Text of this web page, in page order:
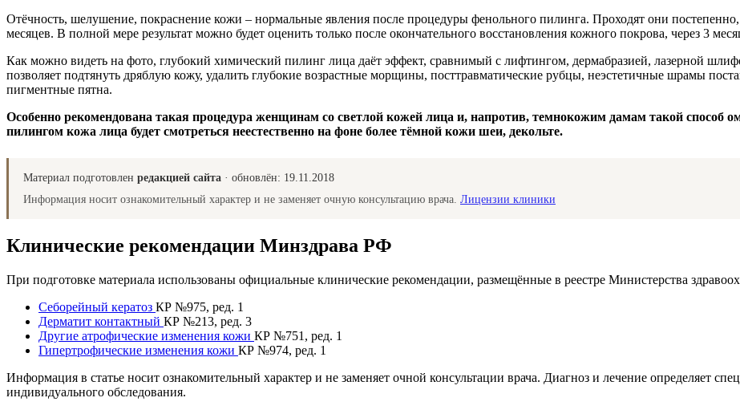
Отёчность, шелушение, покраснение кожи – нормальные явления после процедуры фенольного пилинга. Проходят они
месяцев. В полной мере результат можно будет оценить только после окончательного восстановления кожного покрова, через 3
Как можно видеть на фото, глубокий химический пилинг лица даёт эффект, сравнимый с лифтингом, дермабразией, лазерной
позволяет подтянуть дряблую кожу, удалить глубокие возрастные морщины, посттравматические рубцы, неэстетичные шрамы
пигментные пятна.
Особенно рекомендована такая процедура женщинам со светлой кожей лица и, напротив, темнокожим дамам такой способ
пилингом кожа лица будет смотреться неестественно на фоне более тёмной кожи шеи, декольте.
Материал подготовлен редакцией сайта · обновлён: 19.11.2018
Информация носит ознакомительный характер и не заменяет очную консультацию врача. Лицензии клиники
Клинические рекомендации Минздрава РФ
При подготовке материала использованы официальные клинические рекомендации, размещённые в реестре Министерства
Себорейный кератоз КР №975, ред. 1
Дерматит контактный КР №213, ред. 3
Другие атрофические изменения кожи КР №751, ред. 1
Гипертрофические изменения кожи КР №974, ред. 1
Информация в статье носит ознакомительный характер и не заменяет очной консультации врача. Диагноз и лечение определяет
индивидуального обследования.